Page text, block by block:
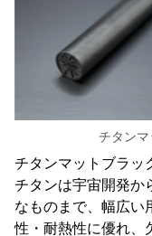
チタン
チタンマットブラッ
チタンは宇宙開発か
なものまで、幅広い
性・耐熱性に優れ、